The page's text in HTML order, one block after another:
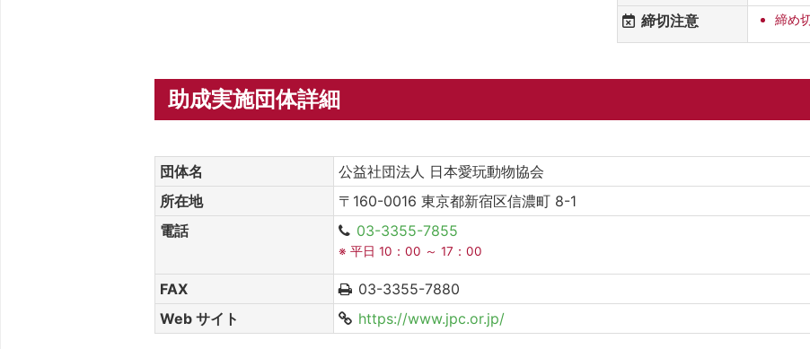
締切注意 締め
助成実施団体詳細
団体名
公益社団法人 日本愛玩動物協会
所在地
〒160-0016 東京都新宿区信濃町 8-1
電話
03-3355-7855
※ 平日 10：00 ～ 17：00
FAX
03-3355-7880
Web サイト
https://www.jpc.or.jp/